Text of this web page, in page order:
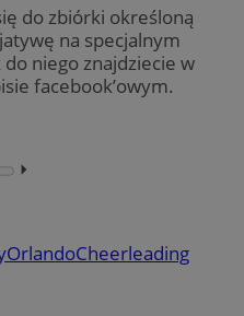
do zbiórki określoną
na specjalnym
niego znajdziecie w
facebook’owym.
⏵︎
OrlandoCheerleading